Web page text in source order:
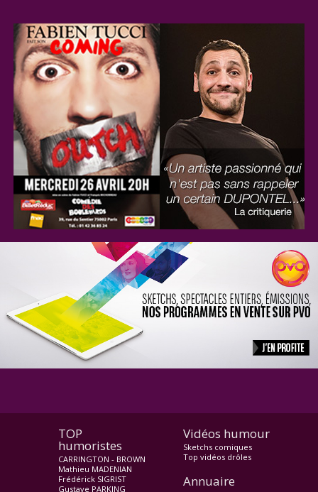
TOP
humoristes
CARRINGTON - BROWN
Mathieu MADENIAN
Frédérick SIGRIST
Gustave PARKING
Vidéos humour
Sketchs comiques
Top vidéos drôles
Annuaire